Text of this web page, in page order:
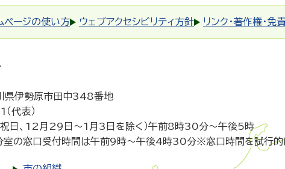
ページの使い方 ウェブアクセシビリティ方針 リンク・著作権・免
伊勢原市田中348番地
代表）
祝日、12月29日～1月3日を除く）午前8時30分～午後5時
分室の窓口受付時間は午前9時～午後4時30分※窓口時間を試行的